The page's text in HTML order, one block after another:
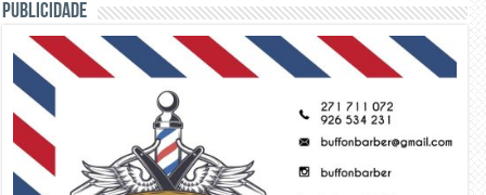
PUBLICIDADE